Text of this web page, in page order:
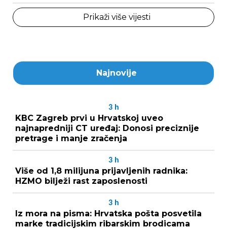
Prikaži više vijesti
Najnovije
3 h
KBC Zagreb prvi u Hrvatskoj uveo
najnapredniji CT uređaj: Donosi preciznije
pretrage i manje zračenja
3 h
Više od 1,8 milijuna prijavljenih radnika:
HZMO bilježi rast zaposlenosti
3 h
Iz mora na pisma: Hrvatska pošta posvetila
marke tradicijskim ribarskim brodicama